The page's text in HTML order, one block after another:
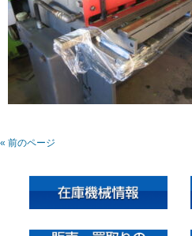
« 前のページ